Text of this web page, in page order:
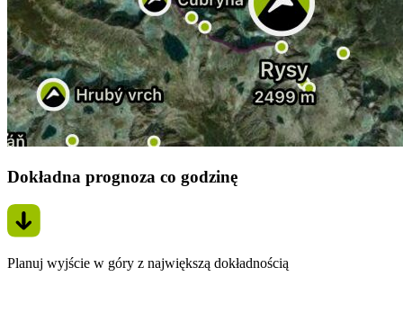
Dokładna prognoza co godzinę
Planuj wyjście w góry z największą dokładnością